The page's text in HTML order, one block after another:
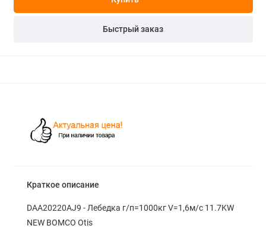
Быстрый заказ
Краткое описание
DAA20220AJ9 - Лебедка г/п=1000кг V=1,6м/с 11.7KW
NEW BOMCO Otis